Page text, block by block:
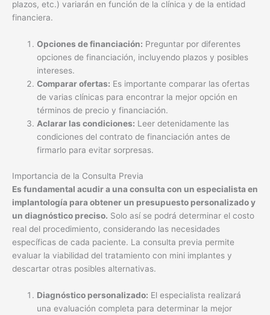
plazos, etc.) variarán en función de la clínica y de la entidad
financiera.
Opciones de financiación: Preguntar por diferentes
opciones de financiación, incluyendo plazos y posibles
intereses.
Comparar ofertas: Es importante comparar las ofertas
de varias clínicas para encontrar la mejor opción en
términos de precio y financiación.
Aclarar las condiciones: Leer detenidamente las
condiciones del contrato de financiación antes de
firmarlo para evitar sorpresas.
Importancia de la Consulta Previa
Es fundamental acudir a una consulta con un especialista en
implantología para obtener un presupuesto personalizado y
un diagnóstico preciso. Solo así se podrá determinar el costo
real del procedimiento, considerando las necesidades
específicas de cada paciente. La consulta previa permite
evaluar la viabilidad del tratamiento con mini implantes y
descartar otras posibles alternativas.
Diagnóstico personalizado: El especialista realizará
una evaluación completa para determinar la mejor